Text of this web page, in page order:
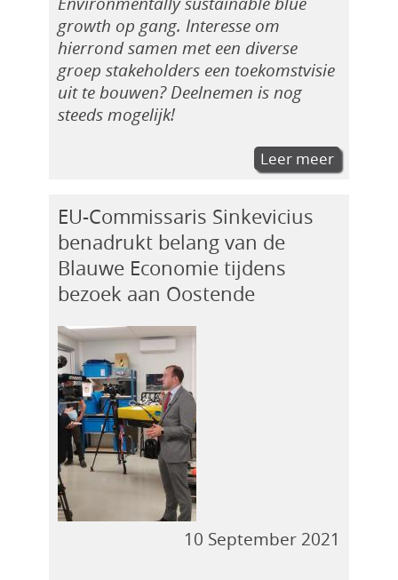
growth op gang. Interesse om
hierrond samen met een diverse
groep stakeholders een toekomstvisie
uit te bouwen? Deelnemen is nog
steeds mogelijk!
Leer meer
EU-Commissaris Sinkevicius
benadrukt belang van de
Blauwe Economie tijdens
bezoek aan Oostende
10 September 2021